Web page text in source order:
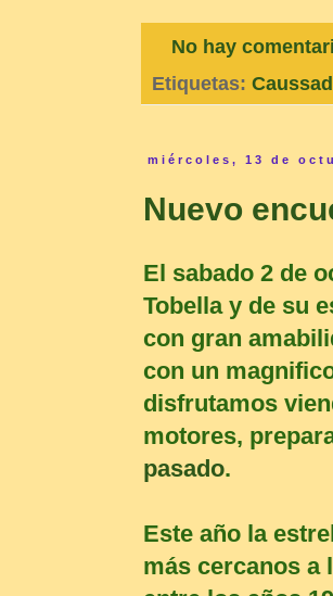
No hay
Etiquetas:
miércoles, 13 de
Nuevo
El sabado 2 de
Tobella y de su
con gran
con un
disfrutamos
motores,
pasado.
Este año la
más cercanos a